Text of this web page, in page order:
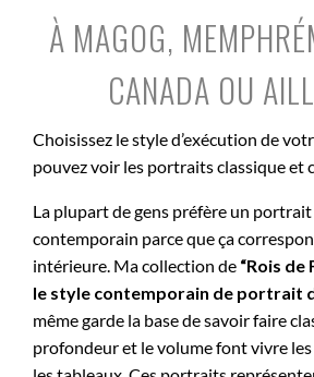
À MAGOG,
CANADA OU
Choisissez le style d’exécution de
pouvez voir les portraits classique et
La plupart de gens préfère un portrait
contemporain parce que ça
intérieure. Ma collection de “Rois de
le style contemporain de portrait
même garde la base de savoir faire
profondeur et le volume font vivre